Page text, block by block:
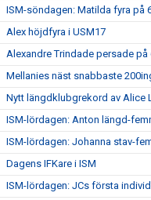
ISM-söndagen: Matilda fyra på
Alex höjdfyra i USM17
Alexandre Trindade persade på
Mellanies näst snabbaste
Nytt längdklubgrekord av Alice
ISM-lördagen: Anton längd-
ISM-lördagen: Johanna stav-
Dagens IFKare i ISM
ISM-lördagen: JCs första